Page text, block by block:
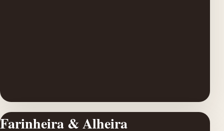
Farinheira & Alheira